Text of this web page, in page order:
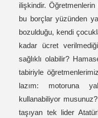
ilişkindir.
bu borçlar yüzünden
bozulduğu, kendi
kadar ücret
sağlıklı olabilir?
tabiriyle
lazım: motoruna
kullanabiliyor
taşıyan tek lider